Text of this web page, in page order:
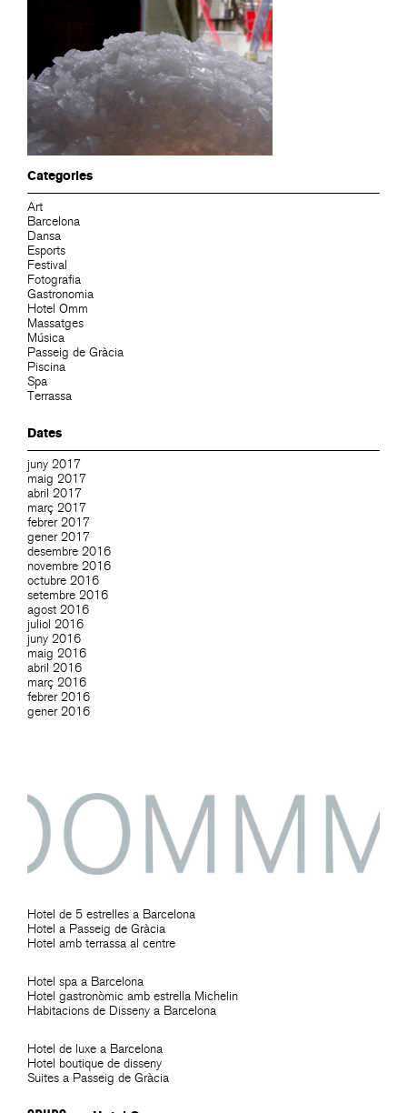
Categories
Art
Barcelona
Dansa
Esports
Festival
Fotografia
Gastronomia
Hotel Omm
Massatges
Música
Passeig de Gràcia
Piscina
Spa
Terrassa
Dates
juny 2017
maig 2017
abril 2017
març 2017
febrer 2017
gener 2017
desembre 2016
novembre 2016
octubre 2016
setembre 2016
agost 2016
juliol 2016
juny 2016
maig 2016
abril 2016
març 2016
febrer 2016
gener 2016
Hotel de 5 estrelles a Barcelona
Hotel a Passeig de Gràcia
Hotel amb terrassa al centre
Hotel spa a Barcelona
Hotel gastronòmic amb estrella Michelin
Habitacions de Disseny a Barcelona
Hotel de luxe a Barcelona
Hotel boutique de disseny
Suites a Passeig de Gràcia